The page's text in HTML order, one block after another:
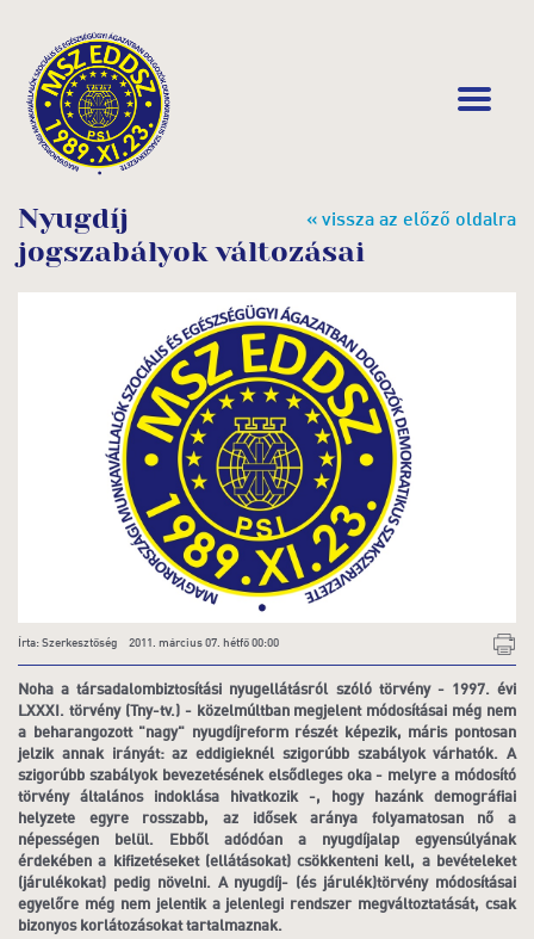
« vissza az előző oldalra
Nyugdíj
jogszabályok változásai
Írta: Szerkesztőség 2011. március 07. hétfő 00:00
Noha a társadalombiztosítási nyugellátásról szóló törvény - 1997. évi
LXXXI. törvény (Tny-tv.) - közelmúltban megjelent módosításai még nem
a beharangozott "nagy" nyugdíjreform részét képezik, máris pontosan
jelzik annak irányát: az eddigieknél szigorúbb szabályok várhatók. A
szigorúbb szabályok bevezetésének elsődleges oka - melyre a módosító
törvény általános indoklása hivatkozik -, hogy hazánk demográfiai
helyzete egyre rosszabb, az idősek aránya folyamatosan nő a
népességen belül. Ebből adódóan a nyugdíjalap egyensúlyának
érdekében a kifizetéseket (ellátásokat) csökkenteni kell, a bevételeket
(járulékokat) pedig növelni. A nyugdíj- (és járulék)törvény módosításai
egyelőre még nem jelentik a jelenlegi rendszer megváltoztatását, csak
bizonyos korlátozásokat tartalmaznak.